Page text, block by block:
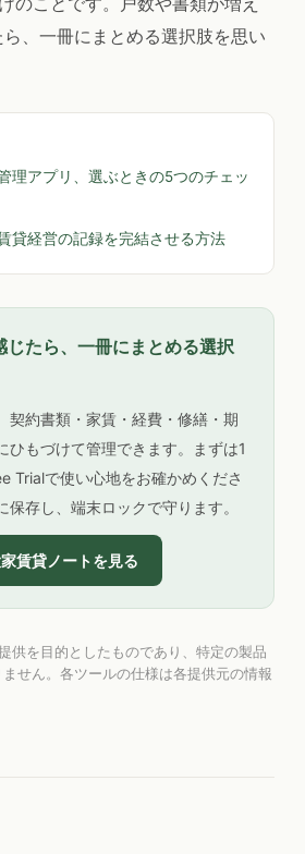
、一冊にまとめる選択肢を思い
理アプリ、選ぶときの5つのチェッ
貸経営の記録を完結させる方法
たら、一冊にまとめる選択
契約書類・家賃・経費・修繕・期
ひもづけて管理できます。まずは1
Trialで使い心地をお確かめくださ
保存し、端末ロックで守ります。
賃貸ノートを見る
供を目的としたものであり、特定の製品
せん。各ツールの仕様は各提供元の情報